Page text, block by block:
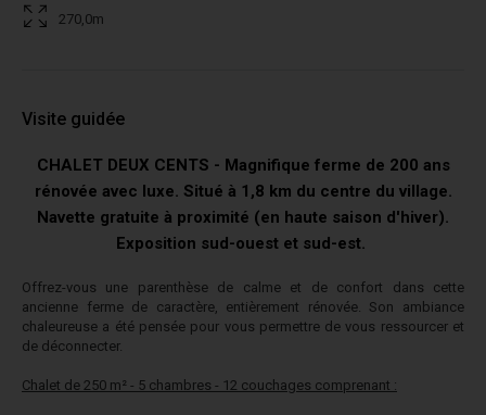
270,0m
Visite guidée
CHALET DEUX CENTS - Magnifique ferme de 200 ans
rénovée avec luxe. Situé à 1,8 km du centre du village.
Navette gratuite à proximité (en haute saison d'hiver).
Exposition sud-ouest et sud-est.
Offrez-vous une parenthèse de calme et de confort dans cette
ancienne ferme de caractère, entièrement rénovée. Son ambiance
chaleureuse a été pensée pour vous permettre de vous ressourcer et
de déconnecter.
Chalet de 250 m² - 5 chambres - 12 couchages comprenant :